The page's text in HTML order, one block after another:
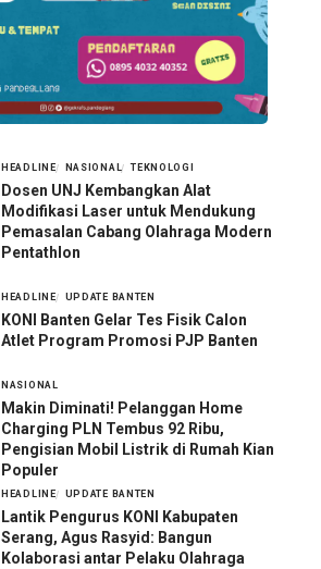
HEADLINE NASIONAL TEKNOLOGI
Dosen UNJ Kembangkan Alat
Modifikasi Laser untuk Mendukung
Pemasalan Cabang Olahraga Modern
Pentathlon
HEADLINE UPDATE BANTEN
KONI Banten Gelar Tes Fisik Calon
Atlet Program Promosi PJP Banten
NASIONAL
Makin Diminati! Pelanggan Home
Charging PLN Tembus 92 Ribu,
Pengisian Mobil Listrik di Rumah Kian
Populer
HEADLINE UPDATE BANTEN
Lantik Pengurus KONI Kabupaten
Serang, Agus Rasyid: Bangun
Kolaborasi antar Pelaku Olahraga